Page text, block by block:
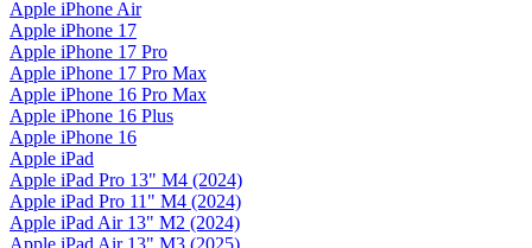
Apple iPhone Air
Apple iPhone 17
Apple iPhone 17 Pro
Apple iPhone 17 Pro Max
Apple iPhone 16 Pro Max
Apple iPhone 16 Plus
Apple iPhone 16
Apple iPad
Apple iPad Pro 13" M4 (2024)
Apple iPad Pro 11" M4 (2024)
Apple iPad Air 13" M2 (2024)
Apple iPad Air 13" M3 (2025)